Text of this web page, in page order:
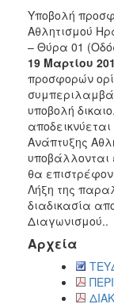
Υποβολή
Αθλητισμού
– Θύρα 01
19 Μαρτίου
προσφορών
υποβολή
Ανάπτυξης
υποβάλλονται
θα
Λήξη της
διαδικασία
Διαγωνισμού..
Αρχεία